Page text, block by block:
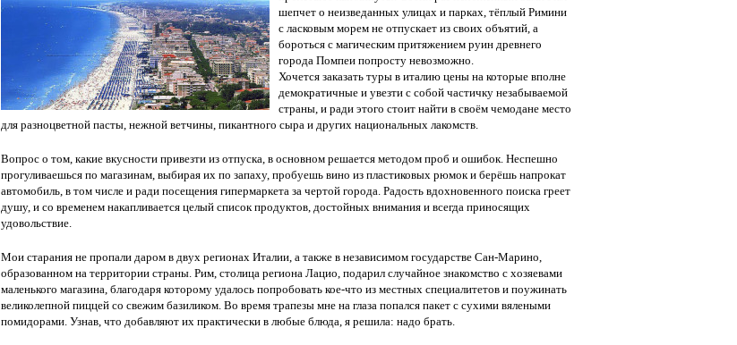
шепчет о неизведанных улицах и парках, тёплый Римини
с ласковым морем не отпускает из своих объятий, а
бороться с магическим притяжением руин древнего
города Помпеи попросту невозможно.
Хочется заказать туры в италию цены на которые вполне
демократичные и увезти с собой частичку незабываемой
страны, и ради этого стоит найти в своём чемодане место
для разноцветной пасты, нежной ветчины, пикантного сыра и других национальных лакомств.
Вопрос о том, какие вкусности привезти из отпуска, в основном решается методом проб и ошибок. Неспешно
прогуливаешься по магазинам, выбирая их по запаху, пробуешь вино из пластиковых рюмок и берёшь напрокат
автомобиль, в том числе и ради посещения гипермаркета за чертой города. Радость вдохновенного поиска греет
душу, и со временем накапливается целый список продуктов, достойных внимания и всегда приносящих
удовольствие.
Мои старания не пропали даром в двух регионах Италии, а также в независимом государстве Сан-Марино,
образованном на территории страны. Рим, столица региона Лацио, подарил случайное знакомство с хозяевами
маленького магазина, благодаря которому удалось попробовать кое-что из местных специалитетов и поужинать
великолепной пиццей со свежим базиликом. Во время трапезы мне на глаза попался пакет с сухими вялеными
помидорами. Узнав, что добавляют их практически в любые блюда, я решила: надо брать.